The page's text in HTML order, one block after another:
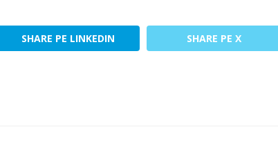
SHARE PE LINKEDIN SHARE PE X